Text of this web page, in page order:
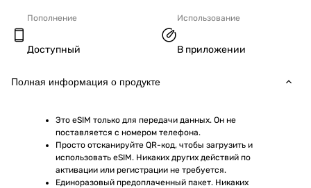
Пополнение
Доступный
Использование
В приложении
Полная информация о продукте
Это eSIM только для передачи данных. Он не
поставляется с номером телефона.
Просто отсканируйте QR-код, чтобы загрузить и
использовать eSIM. Никаких других действий по
активации или регистрации не требуется.
Единоразовый предоплаченный пакет. Никаких